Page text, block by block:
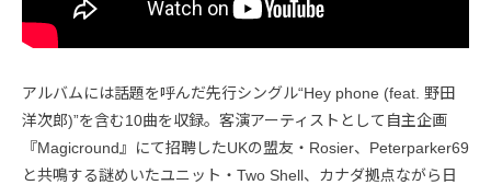
アルバムには話題を呼んだ先行シングル“Hey phone (feat. 野田
洋次郎)”を含む10曲を収録。客演アーティストとして自主企画
『Magicround』にて招聘したUKの盟友・Rosier、Peterparker69
と共鳴する謎めいたユニット・Two Shell、カナダ拠点ながら日